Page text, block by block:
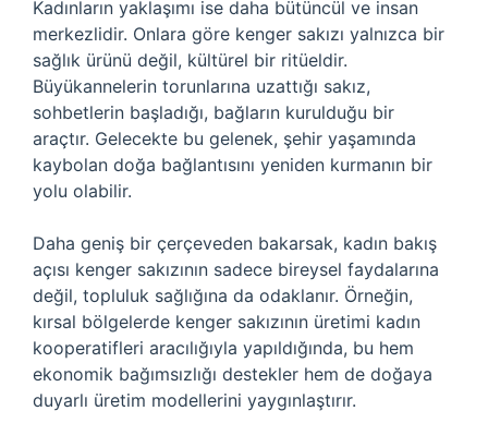
Kadınların yaklaşımı ise daha bütüncül ve insan
merkezlidir. Onlara göre kenger sakızı yalnızca bir
sağlık ürünü değil, kültürel bir ritüeldir.
Büyükannelerin torunlarına uzattığı sakız,
sohbetlerin başladığı, bağların kurulduğu bir
araçtır. Gelecekte bu gelenek, şehir yaşamında
kaybolan doğa bağlantısını yeniden kurmanın bir
yolu olabilir.
Daha geniş bir çerçeveden bakarsak, kadın bakış
açısı kenger sakızının sadece bireysel faydalarına
değil, topluluk sağlığına da odaklanır. Örneğin,
kırsal bölgelerde kenger sakızının üretimi kadın
kooperatifleri aracılığıyla yapıldığında, bu hem
ekonomik bağımsızlığı destekler hem de doğaya
duyarlı üretim modellerini yaygınlaştırır.